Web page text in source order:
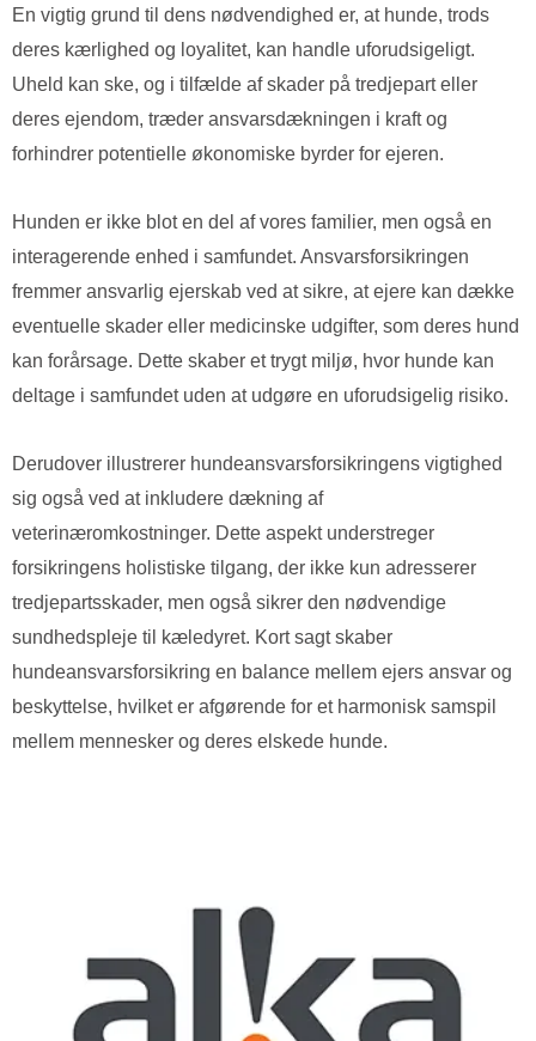
En vigtig grund til dens nødvendighed er, at hunde, trods
deres kærlighed og loyalitet, kan handle uforudsigeligt.
Uheld kan ske, og i tilfælde af skader på tredjepart eller
deres ejendom, træder ansvarsdækningen i kraft og
forhindrer potentielle økonomiske byrder for ejeren.
Hunden er ikke blot en del af vores familier, men også en
interagerende enhed i samfundet. Ansvarsforsikringen
fremmer ansvarlig ejerskab ved at sikre, at ejere kan dække
eventuelle skader eller medicinske udgifter, som deres hund
kan forårsage. Dette skaber et trygt miljø, hvor hunde kan
deltage i samfundet uden at udgøre en uforudsigelig risiko.
Derudover illustrerer hundeansvarsforsikringens vigtighed
sig også ved at inkludere dækning af
veterinæromkostninger. Dette aspekt understreger
forsikringens holistiske tilgang, der ikke kun adresserer
tredjepartsskader, men også sikrer den nødvendige
sundhedspleje til kæledyret. Kort sagt skaber
hundeansvarsforsikring en balance mellem ejers ansvar og
beskyttelse, hvilket er afgørende for et harmonisk samspil
mellem mennesker og deres elskede hunde.